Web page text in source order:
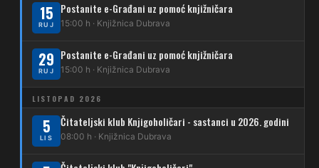
261 Dubec – Sesvete – Goranec
262 Dubec – Sesvete – Planina Donja
263 Dubec – Sesvete–Kašina – Pl.Gornja
264 Dubec – Sesvete – Jesenovec
267
15
RUJ
Postanite e-Građani uz pomoć knjižničara
15:00 h · Knjižnica Dubrava
29
RUJ
Postanite e-Građani uz pomoć knjižničara
15:00 h · Knjižnica Dubrava
LISTOPAD 2026
5
LIS
Čitateljski klub Knjigoholičari - sastanci u 2026. godini
08:00 h · Knjižnica Dubrava